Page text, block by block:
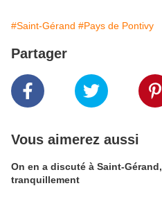
#Saint-Gérand #Pays de Pontivy
Partager
Vous aimerez aussi
On en a discuté à Saint-Gérand,
tranquillement